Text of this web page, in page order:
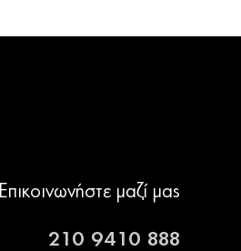
Επικοινωνήστε μαζί μας
210 9410 888